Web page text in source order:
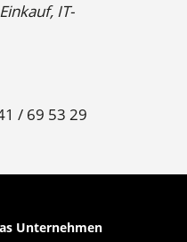
IT-
/ 69 53 29
Unternehmen